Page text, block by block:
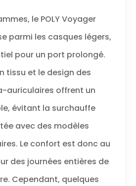
le POLY Voyager
parmi les casques légers,
pour un port prolongé.
tissu et le design des
auriculaires offrent un
évitant la surchauffe
avec des modèles
Le confort est donc au
des journées entières de
Cependant, quelques